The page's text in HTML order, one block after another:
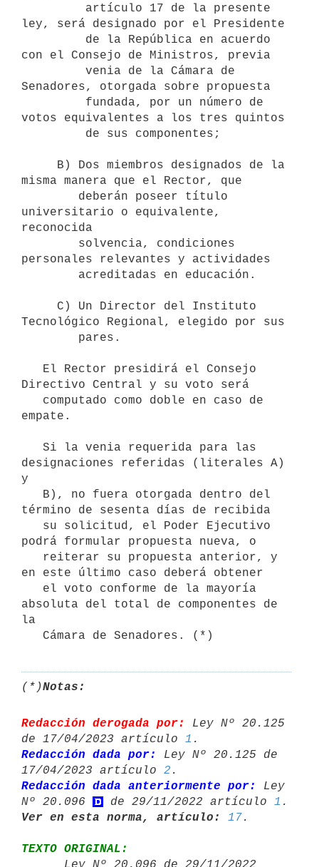
ley, será designado por el Presidente
con el Consejo de Ministros, previa
Senadores, otorgada sobre propuesta
votos equivalentes a los tres quintos
misma manera que el Rector, que
universitario o equivalente,
reconocida
personales relevantes y actividades
Tecnológico Regional, elegido por sus
Directivo Central y su voto será
empate.
designaciones referidas (literales A)
y
término de sesenta días de recibida
podrá formular propuesta nueva, o
en este último caso deberá obtener
absoluta del total de componentes de
la
   Cámara de Senadores. (*)
(*)Notas:
Redacción derogada por:
Ley Nº 20.125
de 17/04/2023 artículo 1
Redacción dada por:
Ley Nº 20.125 de
17/04/2023 artículo 2
Redacción dada anteriormente por:
Ley
Nº 20.096
de 29/11/2022 artículo 1
Ver en esta norma, artículo:
17
TEXTO ORIGINAL: